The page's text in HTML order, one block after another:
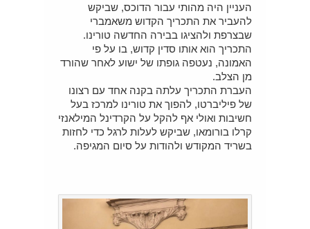
העניין היה מהותי עבור הדוכס, שביקש
להעביר את התכריך הקדוש משאמברי
שבצרפת ולהציגו בבירה החדשה טורינו.
התכריך הוא אותו סדין קדוש, בו על פי
האמונה, נעטפה גופתו של ישוע לאחר שהורד
מן הצלב.
העברת התכריך עלתה בקנה אחד עם רצונו
של פיליברטו, להפוך את טורינו למרכז בעל
חשיבות ואולי אף להקל על הקרדינל המילאנזי
קרלו בורומאו, שביקש לעלות לרגל כדי לחזות
בשריד המקודש ולהודות על סיום המגיפה.